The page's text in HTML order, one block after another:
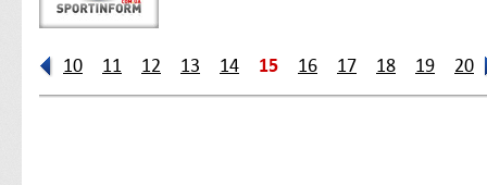
10 11 12 13 14 15 16 17 18 19 20